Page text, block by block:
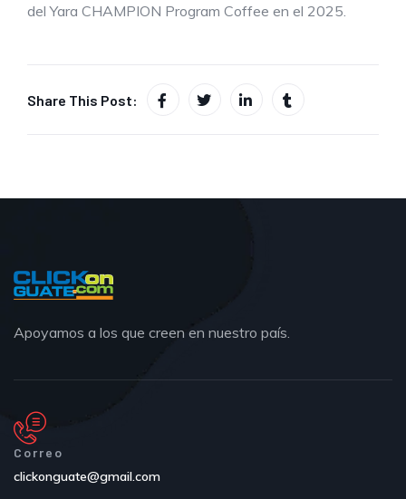
del Yara CHAMPION Program Coffee en el 2025.
Share This Post:
Apoyamos a los que creen en nuestro país.
Correo
clickonguate@gmail.com